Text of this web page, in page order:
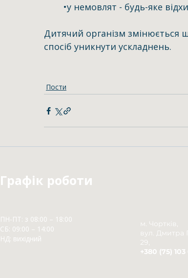
•у немовлят - будь-яке
Дитячий організм змінюється
спосіб уникнути ускладнень.
Пости
Графік роботи
ПН-ПТ: з 08:00 – 18:00
СБ: 09:00 – 14:00
НД: вихідний
м. Чортків,
вул. Дмитра
29,
+380 (75) 103